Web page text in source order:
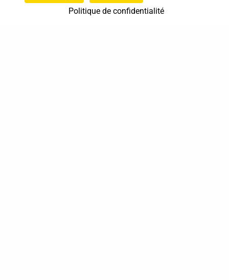
06 78 41 30 11
Politique de confidentialité